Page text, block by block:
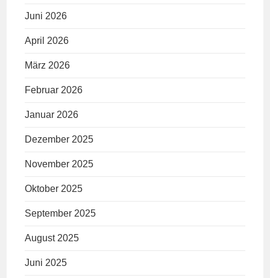
Juni 2026
April 2026
März 2026
Februar 2026
Januar 2026
Dezember 2025
November 2025
Oktober 2025
September 2025
August 2025
Juni 2025